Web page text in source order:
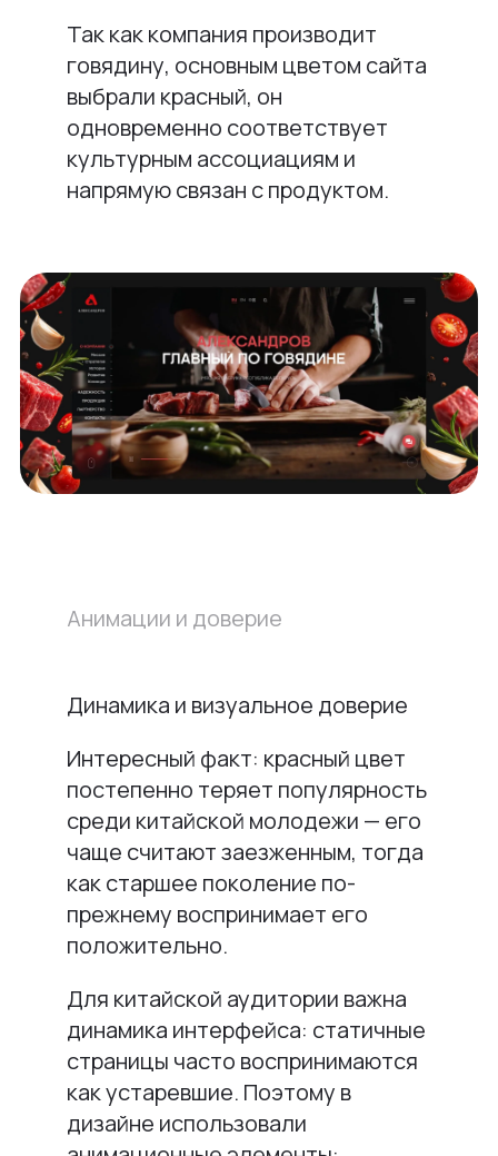
Так как компания производит
говядину, основным цветом сайта
выбрали красный, он
одновременно соответствует
культурным ассоциациям и
напрямую связан с продуктом.
Анимации и доверие
Динамика и визуальное доверие
Интересный факт: красный цвет
постепенно теряет популярность
среди китайской молодежи — его
чаще считают заезженным, тогда
как старшее поколение по-
прежнему воспринимает его
положительно.
Для китайской аудитории важна
динамика интерфейса: статичные
страницы часто воспринимаются
как устаревшие. Поэтому в
дизайне использовали